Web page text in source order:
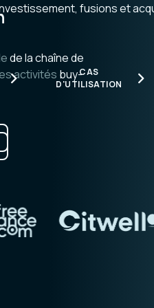
CAS
D'UTILISATION
DÉMO
fusions et
de la chaîne de
activités buy-
DÉMO